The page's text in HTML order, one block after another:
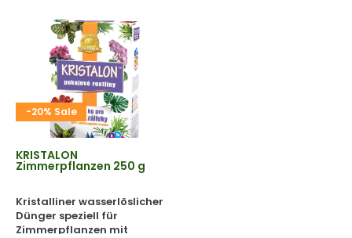
-20% Sale
KRISTALON
Zimmerpflanzen 250 g
Kristalliner wasserlöslicher
Dünger speziell für
Zimmerpflanzen mit